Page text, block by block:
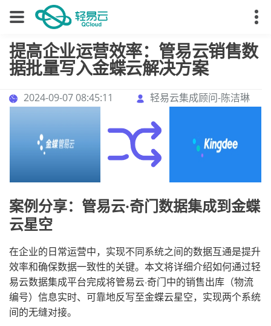
提高企业运营效率：管易云销售数
据批量写入金蝶云解决方案
2024-09-07 08:45:11 轻易云集成顾问-陈洁琳
案例分享：管易云·奇门数据集成到金蝶
云星空
在企业的日常运营中，实现不同系统之间的数据互通是提升
效率和确保数据一致性的关键。本文将详细介绍如何通过轻
易云数据集成平台完成将管易云·奇门中的销售出库（物流
编号）信息实时、可靠地反写至金蝶云星空，实现两个系统
间的无缝对接。